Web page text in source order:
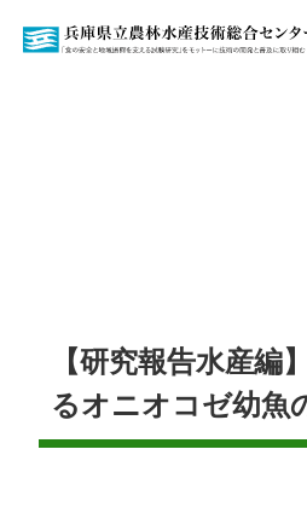
【研究報告水産編
るオニオコゼ幼魚